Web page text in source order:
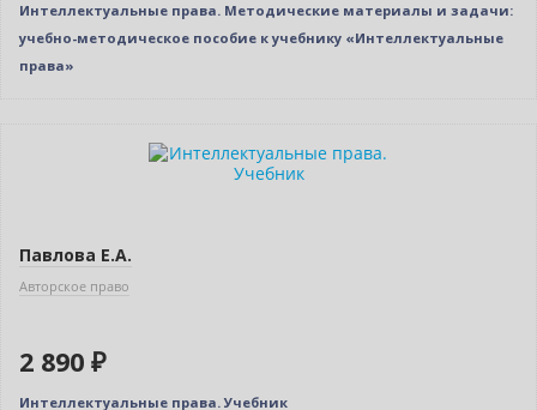
Интеллектуальные права. Методические материалы и задачи:
учебно-методическое пособие к учебнику «Интеллектуальные
права»
Павлова Е.А.
Авторское право
2 890 ₽
Интеллектуальные права. Учебник